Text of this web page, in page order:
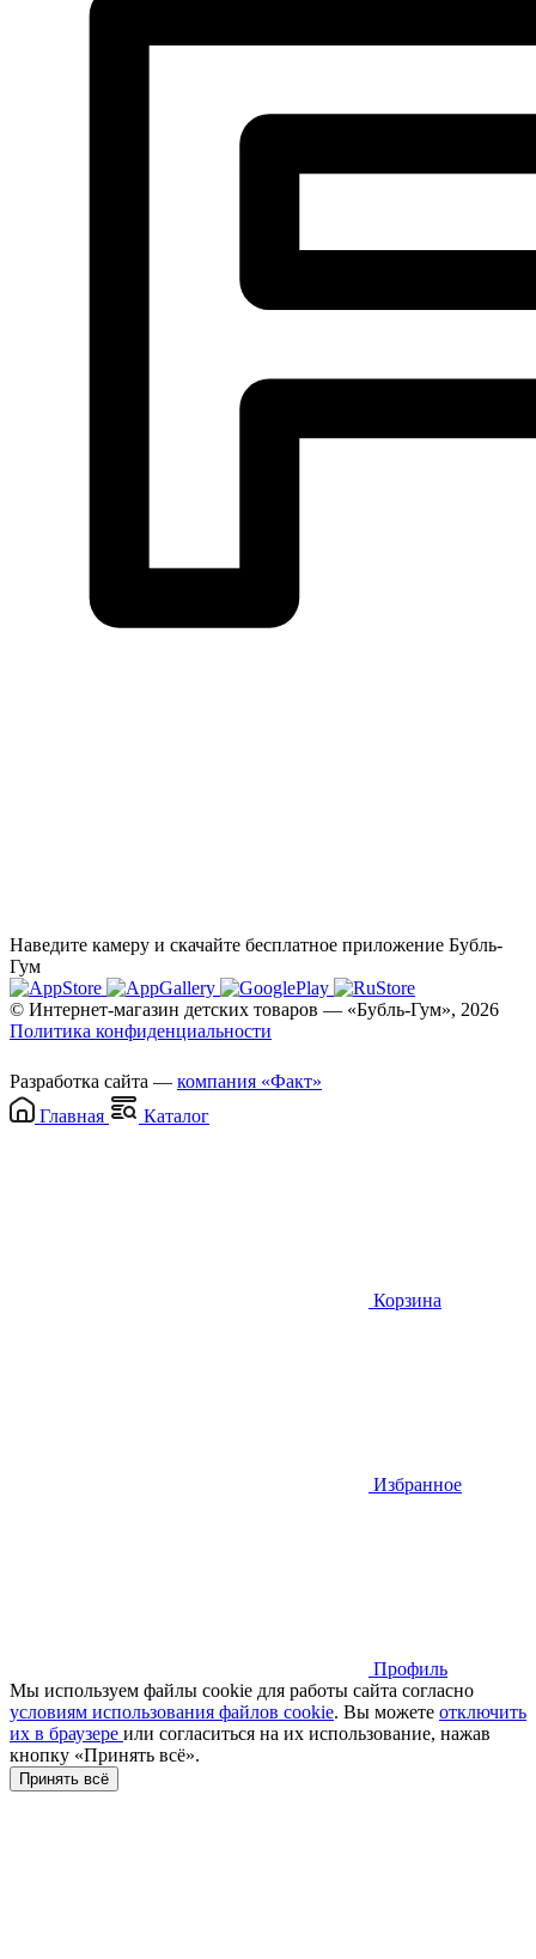
Наведите камеру и скачайте бесплатное приложение Бубль-
Гум
© Интернет-магазин детских товаров — «Бубль-Гум», 2026
Политика конфиденциальности
Разработка сайта — компания «Факт»
Главная
Каталог
Корзина
Избранное
Профиль
Мы используем файлы cookie для работы сайта согласно
условиям использования файлов cookie. Вы можете отключить
их в браузере или cогласиться на их использование, нажав
кнопку «Принять всё».
Принять всё